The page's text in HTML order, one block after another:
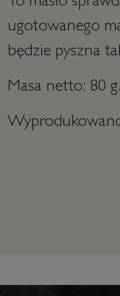
ugotowanego
będzie pyszna
Masa netto: 80